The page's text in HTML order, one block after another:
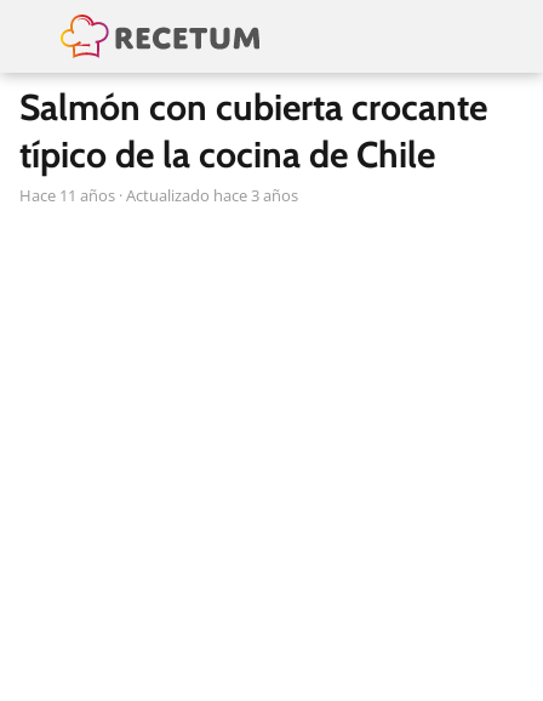
Salmón con cubierta crocante
típico de la cocina de Chile
hace 11 años · Actualizado hace 3 años